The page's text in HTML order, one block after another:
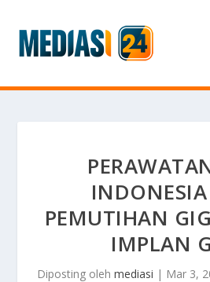
PEMUTIHAN
IMPLAN
Diposting oleh mediasi | Mar 3,